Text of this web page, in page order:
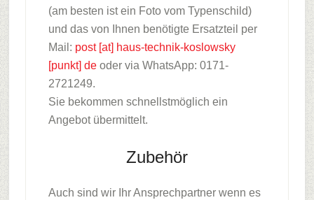
(am besten ist ein Foto vom Typenschild)
und das von Ihnen benötigte Ersatzteil per
Mail: post [at] haus-technik-koslowsky
[punkt] deoder via WhatsApp: 0171-
2721249.
Sie bekommen schnellstmöglich ein
Angebot übermittelt.
Zubehör
Auch sind wir Ihr Ansprechpartner wenn es